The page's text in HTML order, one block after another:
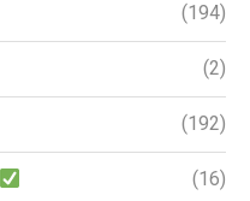
(194)
(2)
(192)
(16)